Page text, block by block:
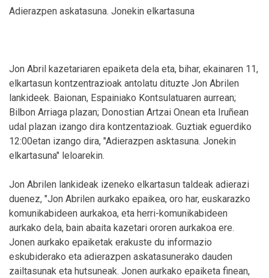
Adierazpen askatasuna. Jonekin elkartasuna
Jon Abril kazetariaren epaiketa dela eta, bihar, ekainaren 11,
elkartasun kontzentrazioak antolatu dituzte Jon Abrilen
lankideek. Baionan, Espainiako Kontsulatuaren aurrean;
Bilbon Arriaga plazan; Donostian Artzai Onean eta Iruñean
udal plazan izango dira kontzentazioak. Guztiak eguerdiko
12:00etan izango dira, "Adierazpen asktasuna. Jonekin
elkartasuna" leloarekin.
Jon Abrilen lankideak izeneko elkartasun taldeak adierazi
duenez, "Jon Abrilen aurkako epaikea, oro har, euskarazko
komunikabideen aurkakoa, eta herri-komunikabideen
aurkako dela, bain abaita kazetari ororen aurkakoa ere.
Jonen aurkako epaiketak erakuste du informazio
eskubiderako eta adierazpen askatasunerako dauden
zailtasunak eta hutsuneak. Jonen aurkako epaiketa finean,